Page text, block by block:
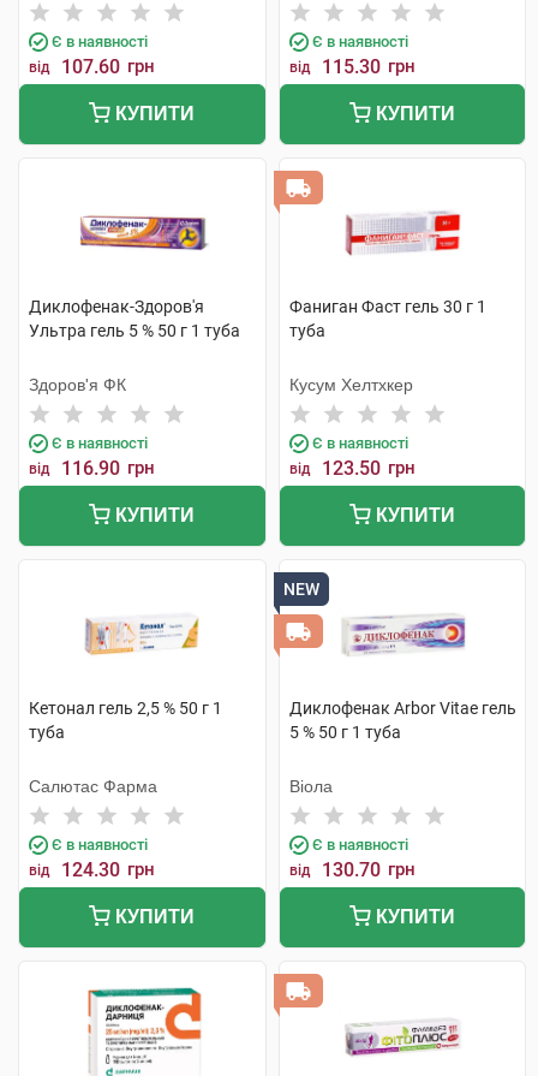
Є в наявності
від 107.60 грн
КУПИТИ
Є в наявності
від 115.30 грн
КУПИТИ
Диклофенак-Здоров'я
Ультра гель 5 % 50 г 1 туба
Здоров'я ФК
Є в наявності
від 116.90 грн
КУПИТИ
Фаниган Фаст гель 30 г 1
туба
Кусум Хелтхкер
Є в наявності
від 123.50 грн
КУПИТИ
Кетонал гель 2,5 % 50 г 1
туба
Салютас Фарма
Є в наявності
від 124.30 грн
КУПИТИ
NEW
Диклофенак Arbor Vitae гель
5 % 50 г 1 туба
Віола
Є в наявності
від 130.70 грн
КУПИТИ